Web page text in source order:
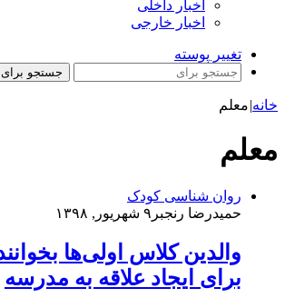
اخبار داخلی
اخبار خارجی
تغییر پوسته
جستجو برای
خانه|معلم
معلم
روان شناسی کودک
حمیدرضا رنجبر ۹ شهریور, ۱۳۹۸
برای ایجاد علاقه به مدرسه